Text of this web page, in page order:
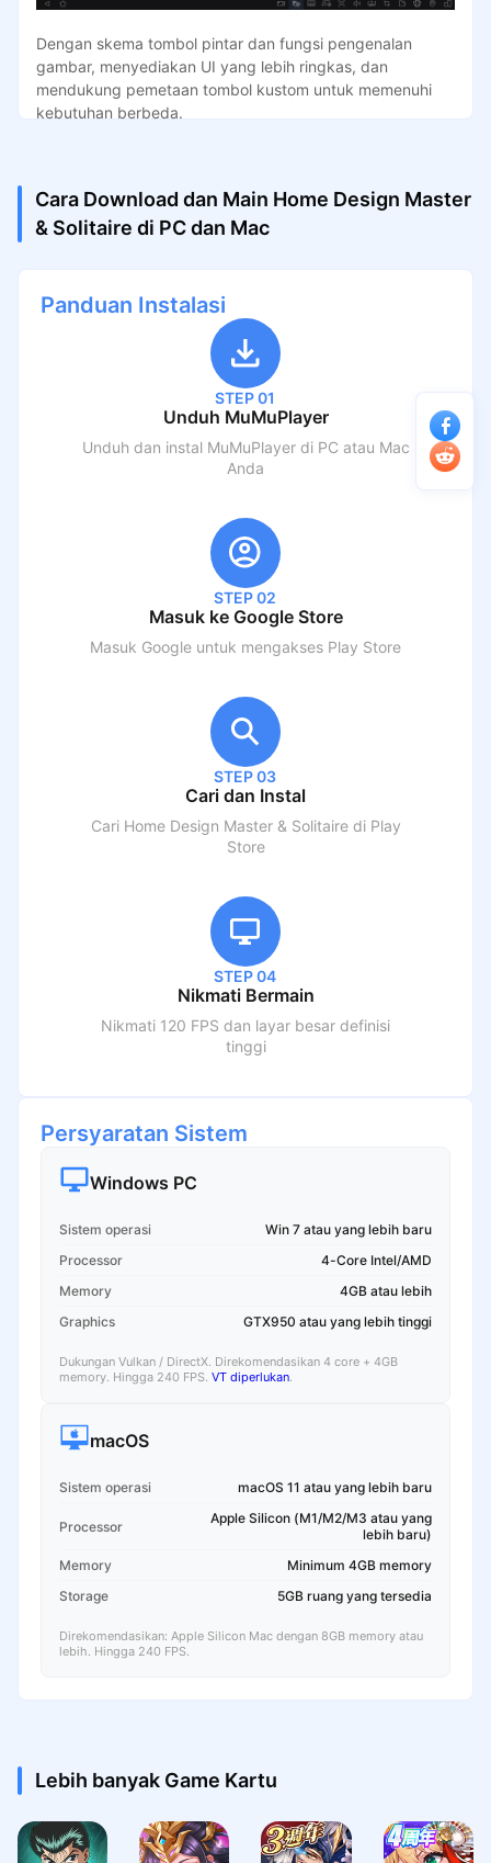
Dengan skema tombol pintar dan fungsi pengenalan
gambar, menyediakan UI yang lebih ringkas, dan
mendukung pemetaan tombol kustom untuk memenuhi
kebutuhan berbeda.
Cara Download dan Main Home Design Master
& Solitaire di PC dan Mac
Panduan Instalasi
STEP 01
Unduh MuMuPlayer
Unduh dan instal MuMuPlayer di PC atau Mac
Anda
STEP 02
Masuk ke Google Store
Masuk Google untuk mengakses Play Store
STEP 03
Cari dan Instal
Cari Home Design Master & Solitairedi Play
Store
STEP 04
Nikmati Bermain
Nikmati 120 FPS dan layar besar definisi
tinggi
Persyaratan Sistem
Windows PC
Sistem operasi
Win 7 atau yang lebih baru
Processor
4-Core Intel/AMD
Memory
4GB atau lebih
Graphics
GTX950 atau yang lebih tinggi
Dukungan Vulkan / DirectX. Direkomendasikan 4 core + 4GB
memory. Hingga 240 FPS. VT diperlukan.
macOS
Sistem operasi macOS 11 atau yang lebih baru
Processor
Apple Silicon (M1/M2/M3 atau yang
lebih baru)
Memory
Minimum 4GB memory
Storage
5GB ruang yang tersedia
Direkomendasikan: Apple Silicon Mac dengan 8GB memory atau
lebih. Hingga 240 FPS.
Lebih banyak Game Kartu